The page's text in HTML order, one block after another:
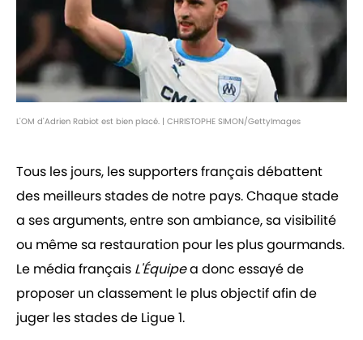
L'OM d'Adrien Rabiot est bien placé. | CHRISTOPHE SIMON/GettyImages
Tous les jours, les supporters français débattent
des meilleurs stades de notre pays. Chaque stade
a ses arguments, entre son ambiance, sa visibilité
ou même sa restauration pour les plus gourmands.
Le média français L'Équipea donc essayé de
proposer un classement le plus objectif afin de
juger les stades de Ligue 1.